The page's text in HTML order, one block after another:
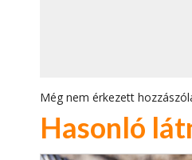
Még nem érkezett
Hasonló